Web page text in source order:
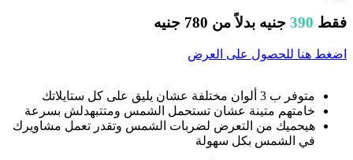
فقط 390 جنيه بدلاً من 780 جنيه
اضغط هنا للحصول على العرض
متوفر ب 3 ألوان مختلفة عشان يليق على كل ستايلاتك
خامتهم متينة عشان تستحمل الشمس ومتتبهدلش بسرعة
هيحميك من التعرض لضربات الشمس وتقدر تعمل مشاويرك
في الشمس بكل سهولة